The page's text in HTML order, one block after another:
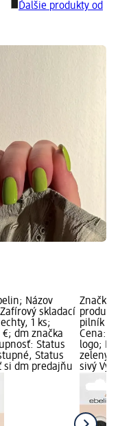
Ďalšie produkty od
Názov
skladací
1 ks;
€; dm značka
Status
Status
si dm predajňu
Značka:
pilník na
Cena:
logo;
zelený
sivý